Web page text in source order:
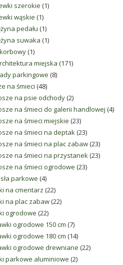
szerokie 11
wąskie 11
produkt
pedału 11
produkt
suwaka 11
korbowy 11
produkt
miejska 171171
parkingowe 88
na śmieci 4848
produktów
na psie odchody 22
produkty
na śmieci do galerii handlowej 44
na śmieci miejskie 2323
produkty
na śmieci na deptak 2323
produkty
na śmieci na plac zabaw 2323
produkty
na śmieci na przystanek 2323
na śmieci ogrodowe 2323
parkowe 44
produkty
na cmentarz 2222
produkty
na plac zabaw 2222
ogrodowe 2222
produkty
ogrodowe 150 cm 77
produktów
ogrodowe 180 cm 1414
produktów
ogrodowe drewniane 2222
parkowe aluminiowe 22